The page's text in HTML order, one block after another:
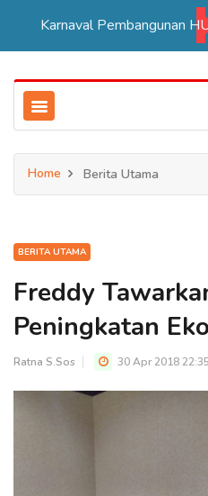
Home Berita Utama
BERITA UTAMA
Freddy
Peningkatan
Ratna S.Sos 30 Apr 2018 22:35